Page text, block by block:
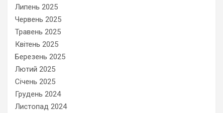
Липень 2025
Червень 2025
Травень 2025
Квітень 2025
Березень 2025
Лютий 2025
Січень 2025
Грудень 2024
Листопад 2024